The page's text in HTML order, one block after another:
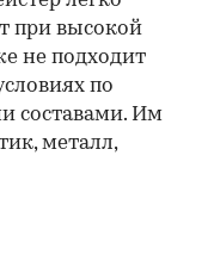
при высокой
не подходит
по
составами. Им
металл,